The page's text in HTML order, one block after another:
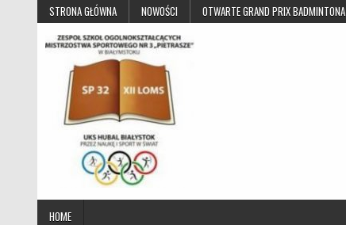
Skip to contentSTRONA GŁÓWNA NOWOŚCI OTWARTE GRAND PRIX BADMINTONA
UKS Hubal Białystok
HOME